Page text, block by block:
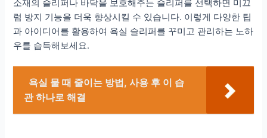
소재의 슬리퍼나 바닥을 보호해주는 슬리퍼를 선택하면 미끄
럼 방지 기능을 더욱 향상시킬 수 있습니다. 이렇게 다양한 팁
과 아이디어를 활용하여 욕실 슬리퍼를 꾸미고 관리하는 노하
우를 습득해보세요.
욕실 물 때 줄이는 방법, 사용 후 이 습
관 하나로 해결